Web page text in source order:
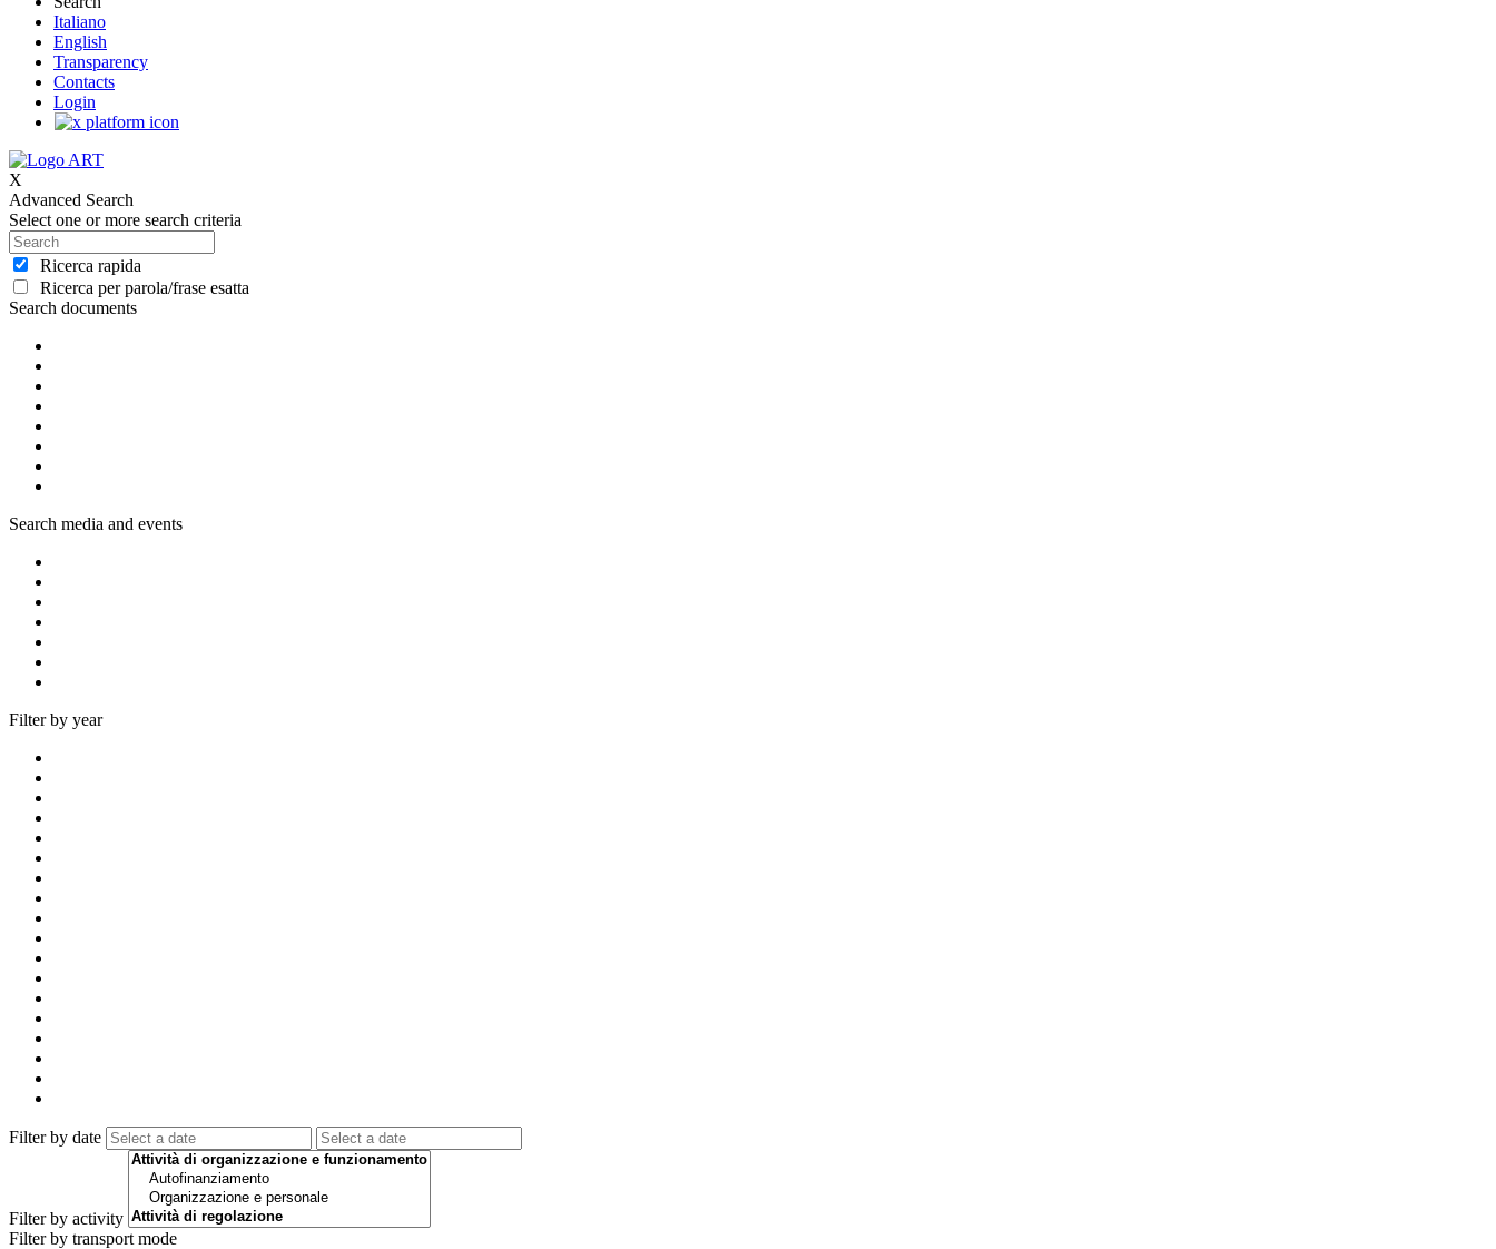
Italiano
English
Transparency
Contacts
Login
X
Advanced Search
Select one or more search criteria
Ricerca rapida
Ricerca per parola/frase esatta
Search documents
Search media and events
Filter by year
Filter by date
Filter by activity
Filter by transport mode